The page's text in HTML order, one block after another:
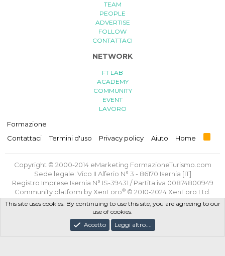
TEAM
PEOPLE
ADVERTISE
FOLLOW
CONTATTACI
NETWORK
FT LAB
ACADEMY
COMMUNITY
EVENT
LAVORO
Formazione
Contattaci
Termini d'uso Privacy policy Aiuto Home
R
S
Copyright © 2000-2014 eMarketing FormazioneTurismo.com
Sede legale: Vico II Alferio N° 3 - 86170 Isernia [IT]
Registro Imprese Isernia N° IS-39431 / Partita iva 00874800949
Community platform by XenForo® © 2010-2024 XenForo Ltd.
Traduzione italiana
XenForge.com
Termini e Condizioni d'uso
Progettato e realizzato con amore e sacrifici da
This site uses cookies. By continuing to use this site, you are agreeing to our
use of cookies.
Accetto
Leggi altro....